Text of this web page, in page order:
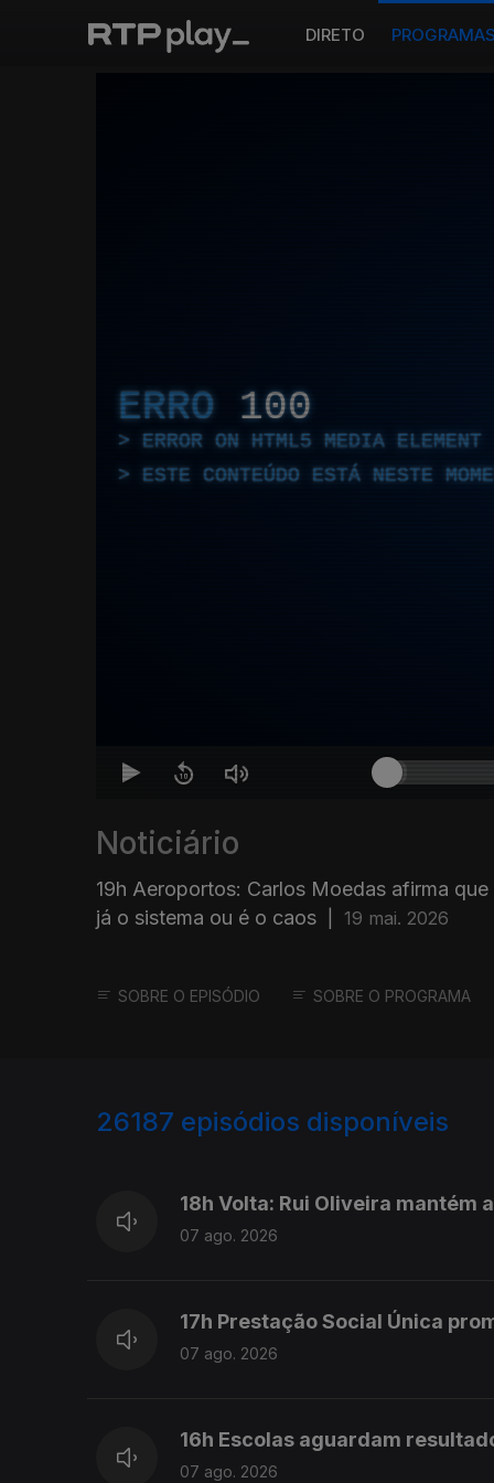
DIRETO PROGRAMAS
ERRO 100
ERROR ON HTML5 MEDIA ELEMENT
ESTE CONTEÚDO ESTÁ NESTE
Noticiário
19h Aeroportos: Carlos Moedas afirma
já o sistema ou é o caos
19 mai. 2026
SOBRE O EPISÓDIO SOBRE O PROGRAMA
26187 episódios disponíveis
18h Volta: Rui Oliveira mantém
07 ago. 2026
17h Prestação Social Única
07 ago. 2026
16h Escolas aguardam
07 ago. 2026